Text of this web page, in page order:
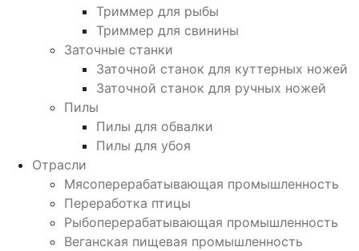
Триммер для рыбы
Триммер для свинины
Заточные станки
Заточной станок для куттерных ножей
Заточной станок для ручных ножей
Пилы
Пилы для обвалки
Пилы для убоя
Отрасли
Мясоперерабатывающая промышленность
Переработка птицы
Рыбоперерабатывающая промышленность
Веганская пищевая промышленность